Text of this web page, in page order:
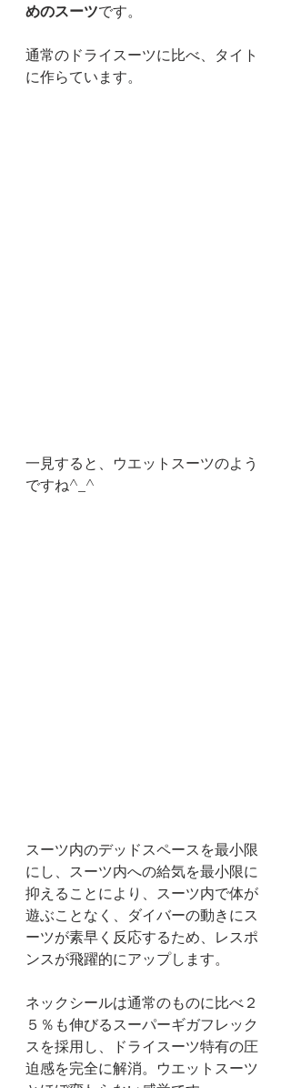
めのスーツです。
通常のドライスーツに比べ、タイト
に作らています。
一見すると、ウエットスーツのよう
ですね^_^
スーツ内のデッドスペースを最小限
にし、スーツ内への給気を最小限に
抑えることにより、スーツ内で体が
遊ぶことなく、ダイバーの動きにス
ーツが素早く反応するため、レスポ
ンスが飛躍的にアップします。
ネックシールは通常のものに比べ２
５％も伸びるスーパーギガフレック
スを採用し、ドライスーツ特有の圧
迫感を完全に解消。ウエットスーツ